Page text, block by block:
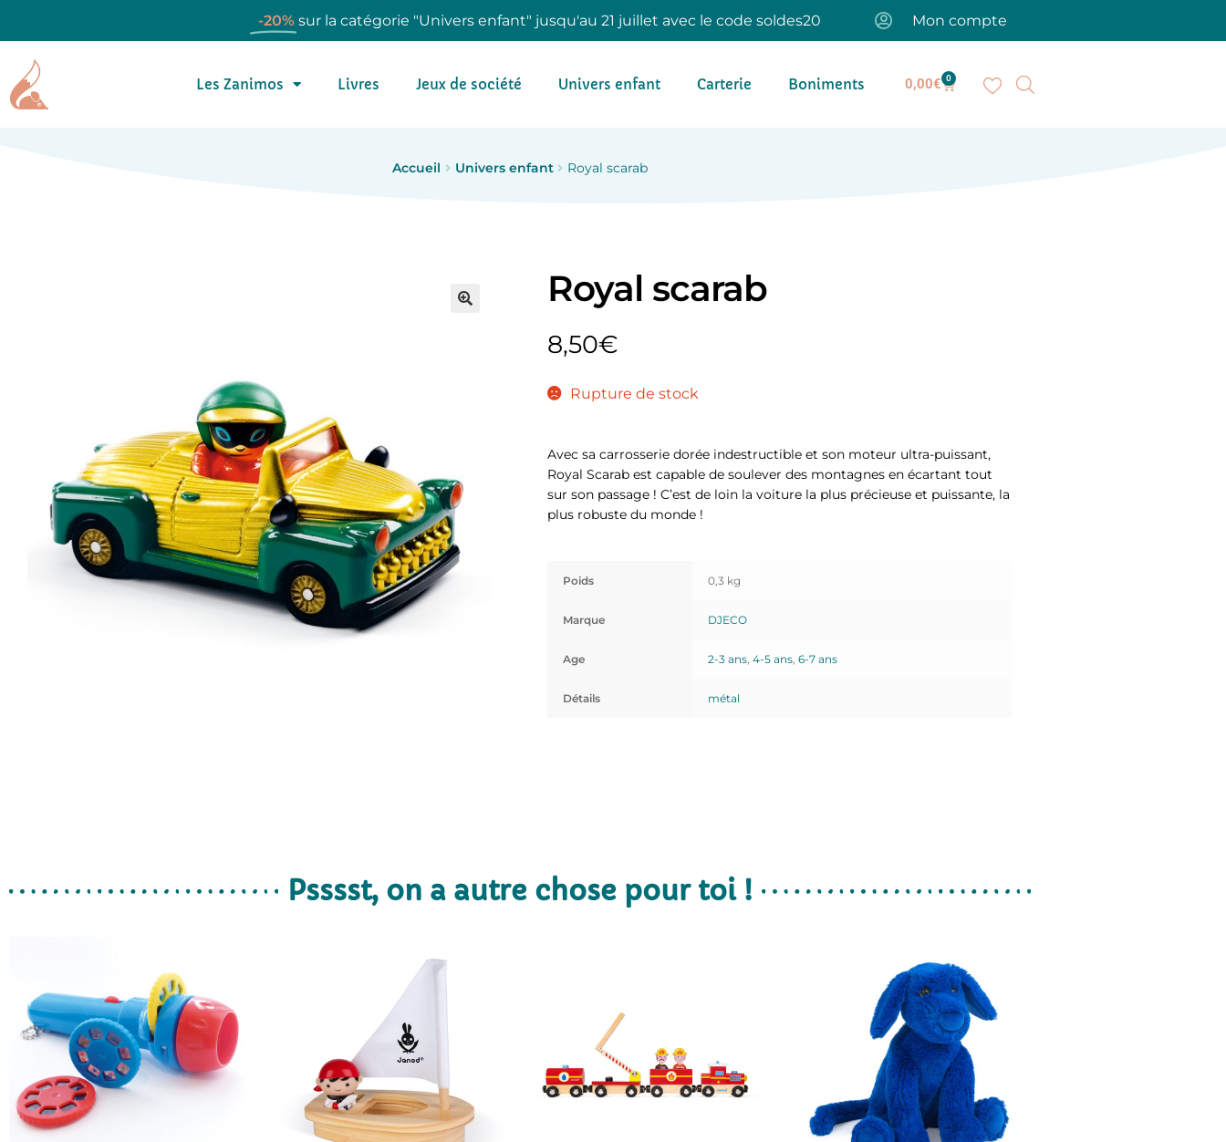
-20% sur la catégorie "Univers enfant" jusqu'au 21 juillet avec le code soldes20 Mon compte
Les Zanimos Livres Jeux de société Univers enfant Carterie Boniments 0,00€ 0
Accueil Univers enfant Royal scarab
Royal scarab
8,50€
Rupture de stock
Avec sa carrosserie dorée indestructible et son moteur ultra-puissant,
Royal Scarab est capable de soulever des montagnes en écartant tout
sur son passage ! C’est de loin la voiture la plus précieuse et puissante, la
plus robuste du monde !
Poids 0,3 kg
Marque DJECO
Age 2-3 ans, 4-5 ans, 6-7 ans
Détails métal
Psssst, on a autre chose pour toi !